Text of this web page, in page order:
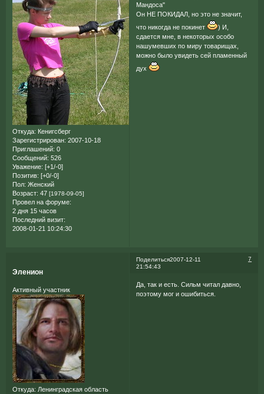
Откуда: Кенигсберг
Зарегистрирован: 2007-10-18
Приглашений: 0
Сообщений: 526
Уважение: [+1/-0]
Позитив: [+0/-0]
Пол: Женский
Возраст: 47 [1978-09-05]
Провел на форуме:
2 дня 15 часов
Последний визит:
2008-01-21 10:24:30
Мандоса"
Он НЕ ПОКИДАЛ, но это не значит,
что никогда не покинет
) И,
сдается мне, в некоторых особо
нашумевших по миру товарищах,
можно было увидеть сей пламенный
дух
Поделиться 7
2007-12-11
21:54:43
Эленион
Активный участник
Откуда: Ленинградская область
Да, так и есть. Сильм читал давно,
поэтому мог и ошибиться.